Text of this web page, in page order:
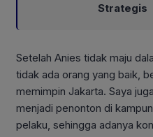
Strategis
Setelah Anies tidak maju
tidak ada orang yang baik,
memimpin Jakarta. Saya
menjadi penonton di
pelaku, sehingga adanya